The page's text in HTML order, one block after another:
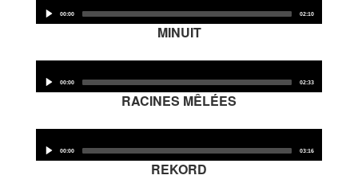
Équipe
le Pole Francophone à Limoges
Missions
Player
00:00 02:10
MINUIT
Player
00:00 02:33
RACINES MÊLÉES
Player
00:00 03:16
REKORD